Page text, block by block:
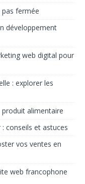
fermée
développement
web digital pour
: explorer les
alimentaire
conseils et astuces
vos ventes en
web francophone